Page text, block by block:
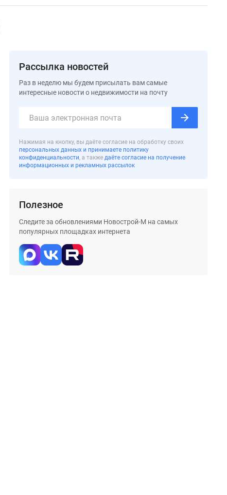
Рассылка новостей
Раз в неделю мы будем присылать вам самые
интересные новости о недвижимости на почту
Нажимая на кнопку, вы даёте согласие на обработку своих
персональных данных и принимаете политику
конфиденциальности, а также даёте согласие на получение
информационных и рекламных рассылок
Полезное
Следите за обновлениями Новострой-М на самых
популярных площадках интернета